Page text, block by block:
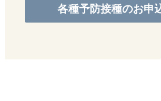
各種予防接種のお申